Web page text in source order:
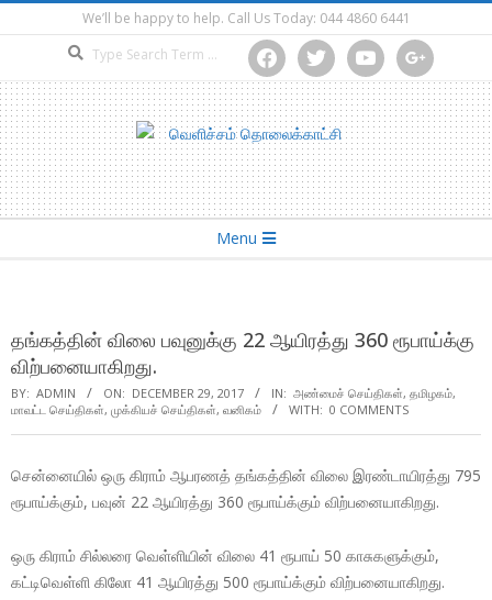
to
We’ll be happy to help. Call Us Today: 044 4860 6441
facebooktwitter youtube google
Menu
தங்கத்தின் விலை பவுனுக்கு 22 ஆயிரத்து 360 ரூபாய்க்கு
விற்பனையாகிறது.
BY: ADMIN ON: DECEMBER 29, 2017 IN: அண்மைச் செய்திகள், தமிழகம்,
மாவட்ட செய்திகள், முக்கியச் செய்திகள், வனிகம் WITH: 0 COMMENTS
சென்னையில் ஒரு கிராம் ஆபரணத் தங்கத்தின் விலை இரண்டாயிரத்து 795
ரூபாய்க்கும், பவுன் 22 ஆயிரத்து 360 ரூபாய்க்கும் விற்பனையாகிறது.
ஒரு கிராம் சில்லரை வெள்ளியின் விலை 41 ரூபாய் 50 காசுகளுக்கும்,
கட்டிவெள்ளி கிலோ 41 ஆயிரத்து 500 ரூபாய்க்கும் விற்பனையாகிறது.